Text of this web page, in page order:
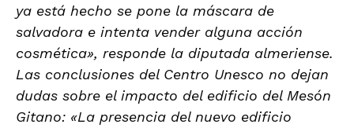
ya está hecho se pone la máscara de
salvadora e intenta vender alguna acción
cosmética», responde la diputada almeriense.
Las conclusiones del Centro Unesco no dejan
dudas sobre el impacto del edificio del Mesón
Gitano: «La presencia del nuevo edificio